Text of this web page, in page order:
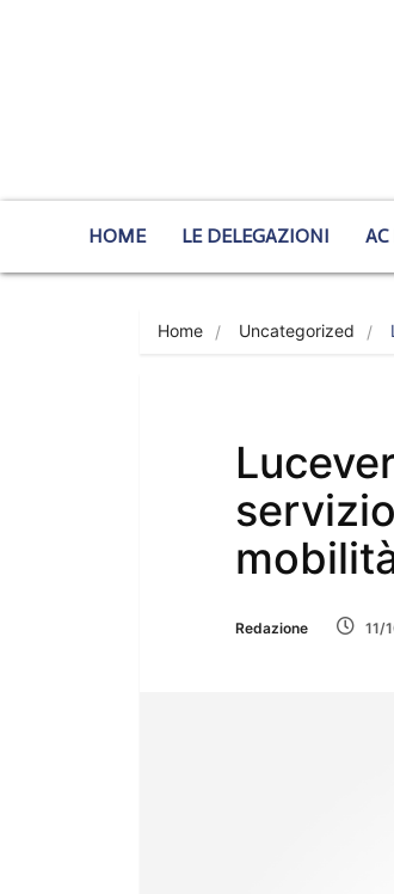
HOME LE DELEGAZIONI AC
Home Uncategorized
Redazione 11/